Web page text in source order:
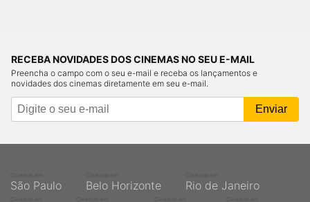
RECEBA NOVIDADES DOS CINEMAS NO SEU E-MAIL
Preencha o campo com o seu e-mail e receba os lançamentos e
novidades dos cinemas diretamente em seu e-mail.
São Paulo Belo Horizonte Rio de Janeiro